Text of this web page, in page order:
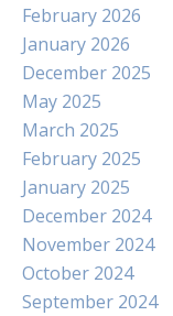
February 2026
January 2026
December 2025
May 2025
March 2025
February 2025
January 2025
December 2024
November 2024
October 2024
September 2024